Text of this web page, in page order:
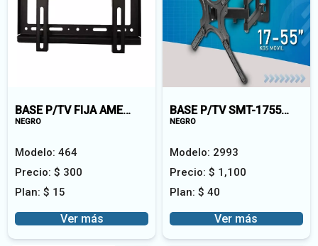
BASE P/TV FIJA AMERICAN B27-S
NEGRO
Modelo:464
Precio:$ 300
Plan:$ 15
Ver más
BASE P/TV SMT-1755-5 GIRATORIA
NEGRO
Modelo: 2993
Precio: $ 1,100
Plan: $ 40
Ver más